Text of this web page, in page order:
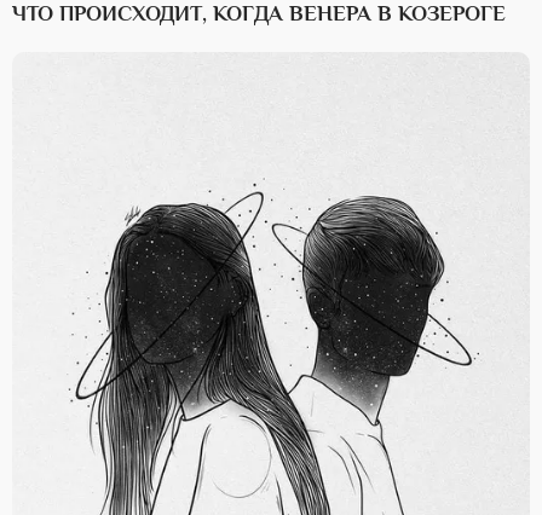
ЧТО ПРОИСХОДИТ, КОГДА ВЕНЕРА В КОЗЕРОГЕ